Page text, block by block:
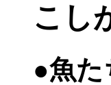
こし
●魚